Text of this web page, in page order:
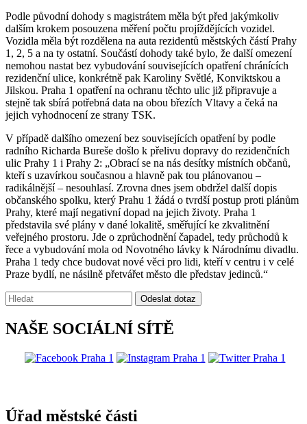
Podle původní dohody s magistrátem měla být před jakýmkoliv
dalším krokem posouzena měření počtu projíždějících vozidel.
Vozidla měla být rozdělena na auta rezidentů městských částí Prahy
1, 2, 5 a na ty ostatní. Součástí dohody také bylo, že další omezení
nemohou nastat bez vybudování souvisejících opatření chránících
rezidenční ulice, konkrétně pak Karoliny Světlé, Konviktskou a
Jilskou. Praha 1 opatření na ochranu těchto ulic již připravuje a
stejně tak sbírá potřebná data na obou březích Vltavy a čeká na
jejich vyhodnocení ze strany TSK.
V případě dalšího omezení bez souvisejících opatření by podle
radního Richarda Bureše došlo k přelivu dopravy do rezidenčních
ulic Prahy 1 i Prahy 2: „Obrací se na nás desítky místních občanů,
kteří s uzavírkou současnou a hlavně pak tou plánovanou –
radikálnější – nesouhlasí. Zrovna dnes jsem obdržel další dopis
občanského spolku, který Prahu 1 žádá o tvrdší postup proti plánům
Prahy, které mají negativní dopad na jejich životy. Praha 1
představila své plány v dané lokalitě, směřující ke zkvalitnění
veřejného prostoru. Jde o zprůchodnění čapadel, tedy průchodů k
řece a vybudování mola od Novotného lávky k Národnímu divadlu.
Praha 1 tedy chce budovat nové věci pro lidi, kteří v centru i v celé
Praze bydlí, ne násilně přetvářet město dle představ jedinců.“
Vyhledávání:
Odeslat dotaz
NAŠE SOCIÁLNÍ SÍTĚ
Úřad městské části